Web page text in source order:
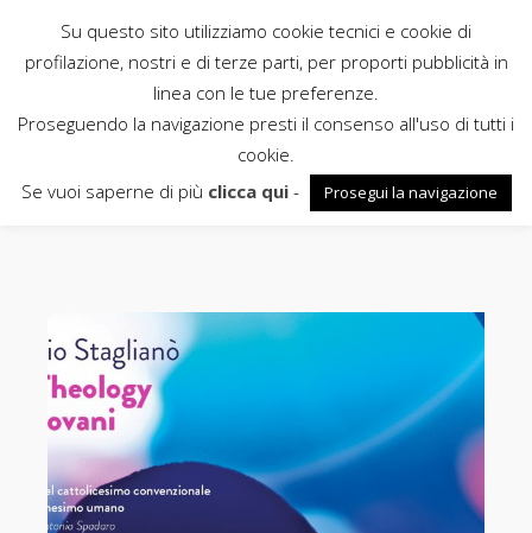
Rubbettino
credo negli esseri umani
Su questo sito utilizziamo cookie tecnici e cookie di
profilazione, nostri e di terze parti, per proporti pubblicità in
linea con le tue preferenze.
Proseguendo la navigazione presti il consenso all'uso di tutti i
cookie.
Se vuoi saperne di più clicca qui- Prosegui la navigazione